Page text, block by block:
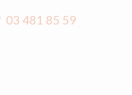
03 481 85 59